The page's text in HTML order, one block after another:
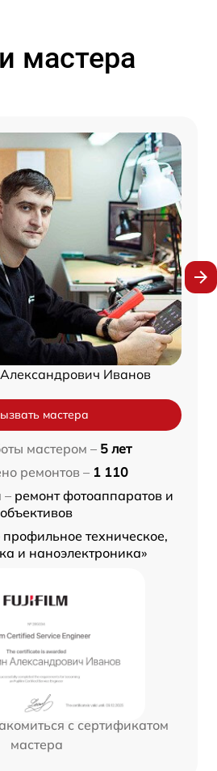
мастера
Иванов
мастера
мастером – 5 лет
ремонтов – 1 110
– ремонт фотоаппаратов и
объективов
профильное техническое,
и наноэлектроника»
с сертификатом
мастера